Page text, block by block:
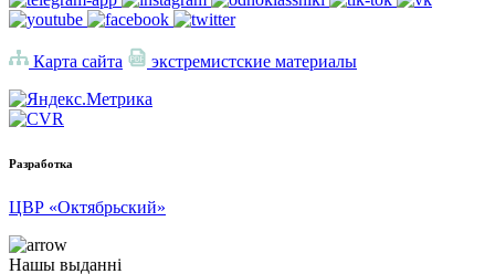
Карта сайта экстремистские материалы
Разработка
ЦВР «Октябрьский»
Нашы выданні